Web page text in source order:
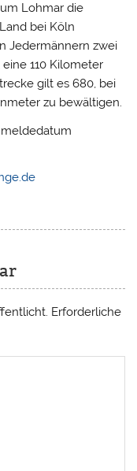
Lohmar die
bei Köln
Jedermännern zwei
110 Kilometer
gilt es 680, bei
zu bewältigen.
Erforderliche